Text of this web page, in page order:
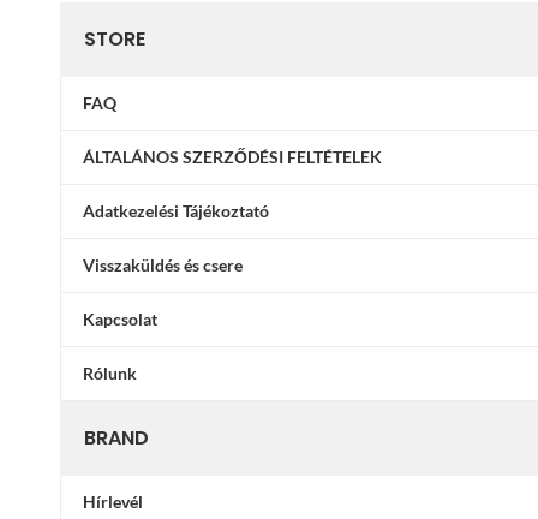
STORE
FAQ
ÁLTALÁNOS SZERZŐDÉSI FELTÉTELEK
Adatkezelési Tájékoztató
Visszaküldés és csere
Kapcsolat
Rólunk
BRAND
Hírlevél